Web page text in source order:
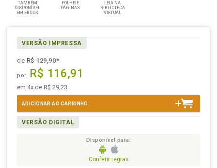
TAMBÉM
DISPONÍVEL
EM EBOOK
FOLHEIE
PÁGINAS
LEIA NA
BIBLIOTECA
VIRTUAL
VERSÃO IMPRESSA
deR$ 129,90*
por R$ 116,91
em 4x de R$ 29,23
ADICIONAR AO CARRINHO
VERSÃO DIGITAL
Disponível para:
Conferir regras